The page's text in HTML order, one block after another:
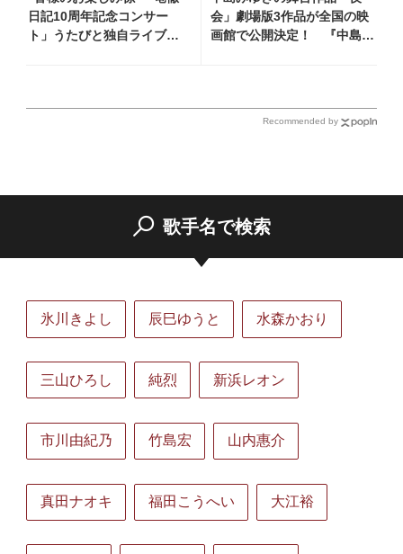
日記10周年記念コンサー
ト」うたびと独自ライブレ
会」劇場版3作品が全国の映
画館で公開決定！ 『中島み
Recommended by
歌手名で検索
氷川きよし 辰巳ゆうと 水森かおり
三山ひろし 純烈 新浜レオン
市川由紀乃 竹島宏 山内惠介
真田ナオキ 福田こうへい 大江裕